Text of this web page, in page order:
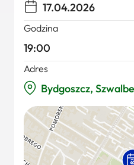
17.04.2026
Godzina
19:00
Adres
Bydgoszcz,